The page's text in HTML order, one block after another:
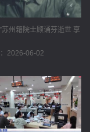
苏州籍院士顾诵芬逝世 享
2026-06-02